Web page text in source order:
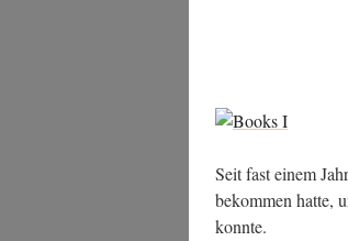
Seit fast einem
bekom­men hat­te,
konnte.